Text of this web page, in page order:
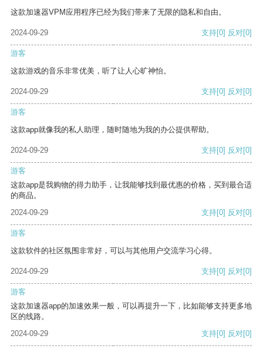
这款加速器VPM应用程序已经为我们带来了无限的隐私和自由。
2024-09-29 支持[0] 反对[0]
游客
这款游戏的音乐非常优美，听了让人心旷神怡。
2024-09-29 支持[0] 反对[0]
游客
这款app就像我的私人助理，随时随地为我的办公提供帮助。
2024-09-29 支持[0] 反对[0]
游客
这款app是我购物的得力助手，让我能够找到最优惠的价格，买到最合适
的商品。
2024-09-29
支持[0] 反对[0]
游客
这款软件的社区氛围非常好，可以与其他用户交流学习心得。
2024-09-29 支持[0] 反对[0]
游客
这款加速器app的加速效果一般，可以再提升一下，比如能够支持更多地
区的线路。
2024-09-29
支持[0] 反对[0]